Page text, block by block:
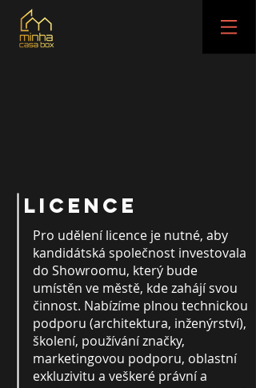
LICENCE
Pro udělení licence je nutné, aby
kandidátská společnost investovala
do Showroomu, který bude
umístěn ve městě, kde zahájí svou
činnost. Nabízíme plnou technickou
podporu (architektura, inženýrství),
školení, používání značky,
marketingovou podporu, oblastní
exkluzivitu a veškeré právní a